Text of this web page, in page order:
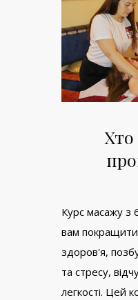
Хто
Курс масажу з
вам
здоров'я,
та стресу,
легкості. Цей